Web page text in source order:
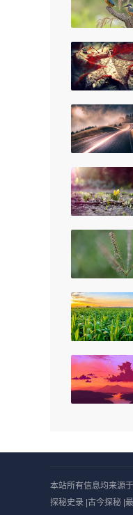
本站所有信息均来源
探秘史录 古今探秘